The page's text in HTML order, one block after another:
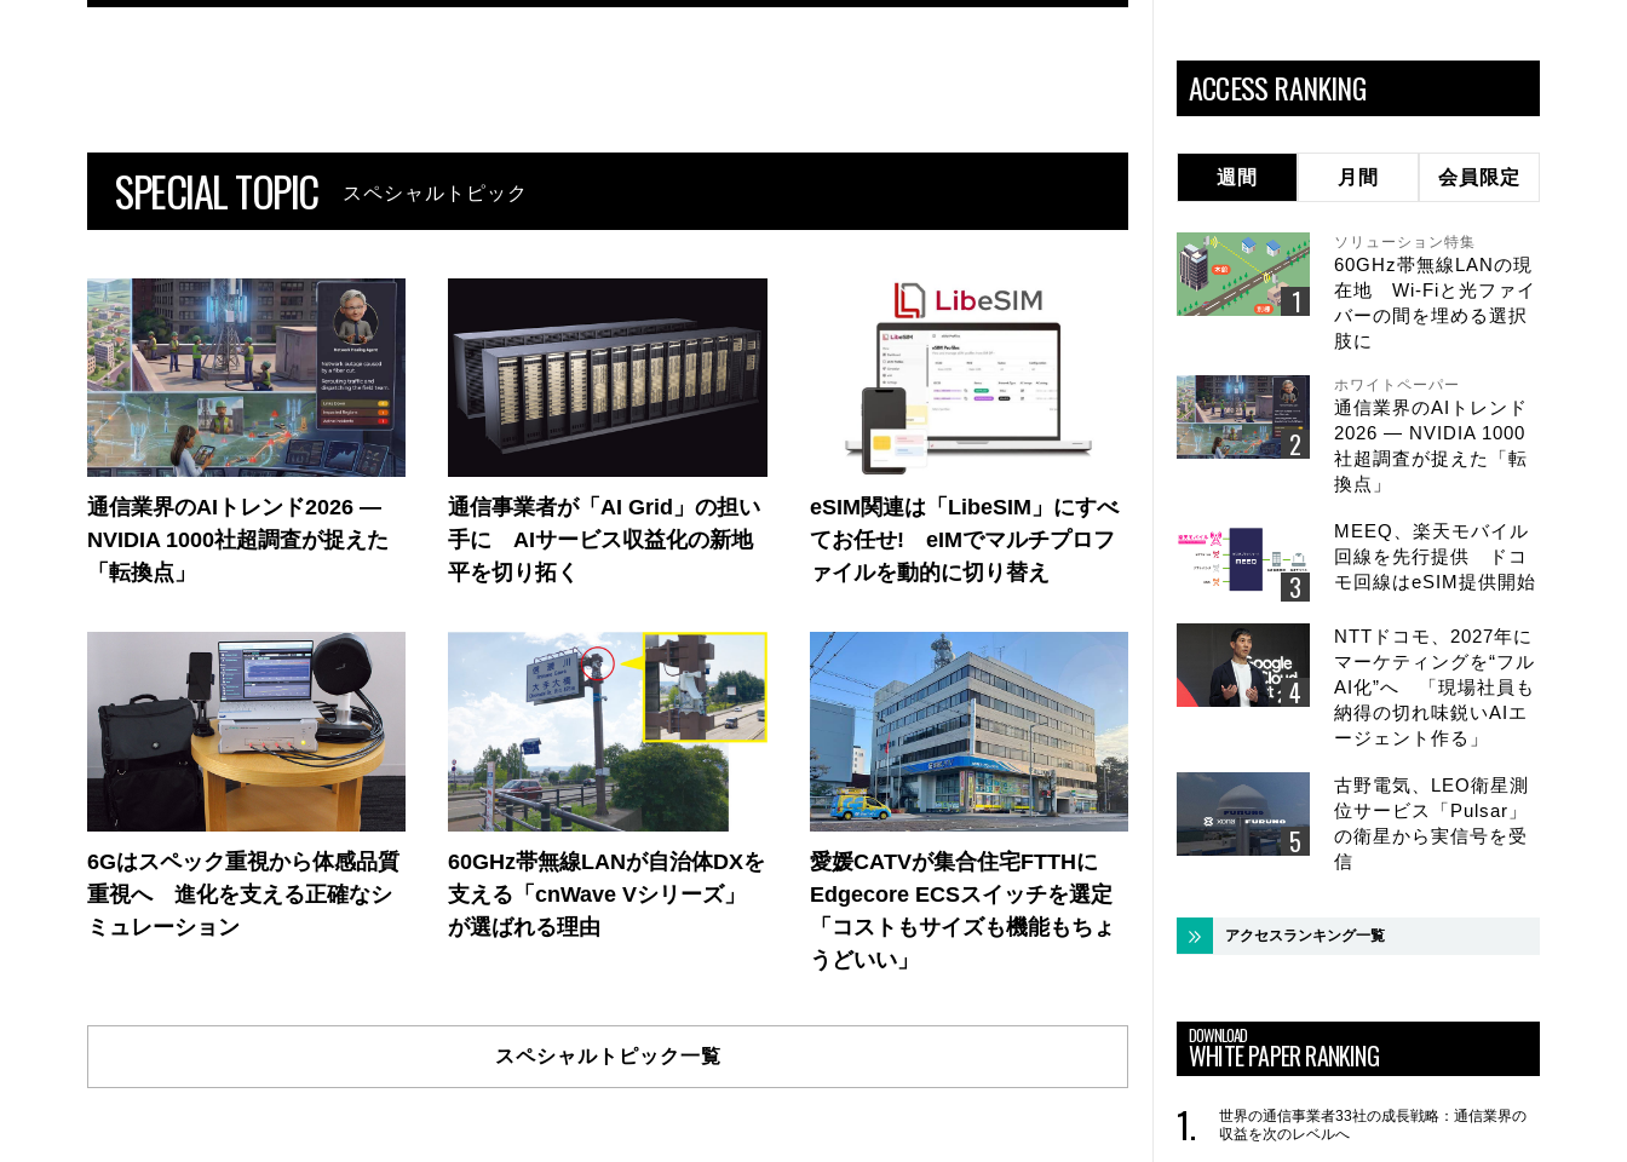
SPECIAL TOPIC スペシャルトピック
通信業界のAIトレンド2026 ―
NVIDIA 1000社超調査が捉えた
「転換点」
通信事業者が「AI Grid」の担い
手に AIサービス収益化の新地
平を切り拓く
eSIM関連は「LibeSIM」にすべ
てお任せ! eIMでマルチプロフ
ァイルを動的に切り替え
6Gはスペック重視から体感品質
重視へ 進化を支える正確なシ
ミュレーション
60GHz帯無線LANが自治体DXを
支える「cnWave Vシリーズ」
が選ばれる理由
愛媛CATVが集合住宅FTTHに
Edgecore ECSスイッチを選定
「コストもサイズも機能もちょ
うどいい」
スペシャルトピック一覧
ACCESS RANKING
週間 月間 会員限定
ソリューション特集
60GHz帯無線LANの現
在地 Wi-Fiと光ファイ
バーの間を埋める選択
肢に
ホワイトペーパー
通信業界のAIトレンド
2026 ― NVIDIA 1000
社超調査が捉えた「転
換点」
MEEQ、楽天モバイル
回線を先行提供 ドコ
モ回線はeSIM提供開始
NTTドコモ、2027年に
マーケティングを“フル
AI化”へ 「現場社員も
納得の切れ味鋭いAIエ
ージェント作る」
古野電気、LEO衛星測
位サービス「Pulsar」
の衛星から実信号を受
信
アクセスランキング一覧
DOWNLOAD
WHITE PAPER RANKING
世界の通信事業者33社の成長戦略：通信業界の
収益を次のレベルへ